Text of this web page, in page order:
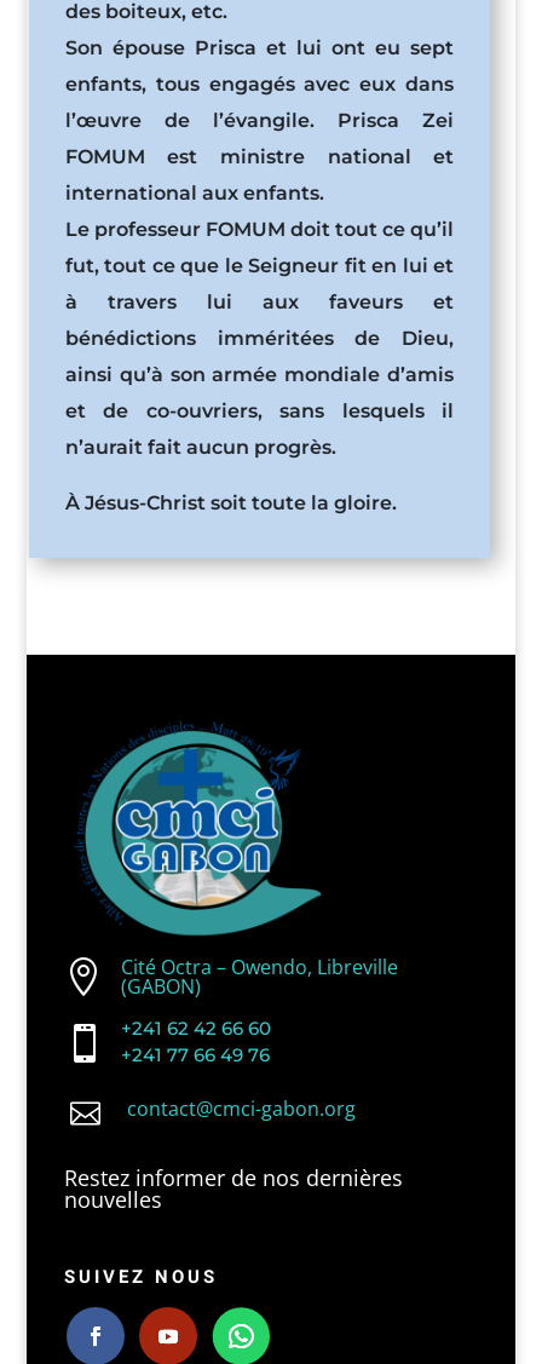
des boiteux, etc.
Son épouse Prisca et lui ont eu sept
enfants, tous engagés avec eux dans
l’œuvre de l’évangile. Prisca Zei
FOMUM est ministre national et
international aux enfants.
Le professeur FOMUM doit tout ce qu’il
fut, tout ce que le Seigneur fit en lui et
à travers lui aux faveurs et
bénédictions imméritées de Dieu,
ainsi qu’à son armée mondiale d’amis
et de co-ouvriers, sans lesquels il
n’aurait fait aucun progrès.
À Jésus-Christ soit toute la gloire.
 Cité Octra – Owendo, Libreville
(GABON)

+241 62 42 66 60
+241 77 66 49 76
 contact@cmci-gabon.org
Restez informer de nos dernières
nouvelles
SUIVEZ NOUS